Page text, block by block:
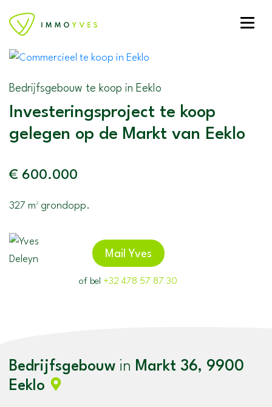
Investeringsproject te koop
gelegen op de Markt van Eeklo
Bedrijfsgebouw te koop in Eeklo
€ 600.000
327 m² grondopp.
Mail Yves
of bel +32 478 57 87 30
Bedrijfsgebouw in Markt 36, 9900
Eeklo